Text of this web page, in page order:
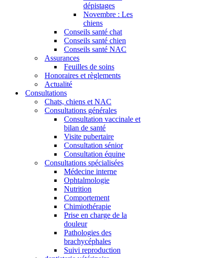
dépistages
Novembre : Les
chiens
Conseils santé chat
Conseils santé chien
Conseils santé NAC
Assurances
Feuilles de soins
Honoraires et règlements
Actualité
Consultations
Chats, chiens et NAC
Consultations générales
Consultation vaccinale et
bilan de santé
Visite pubertaire
Consultation sénior
Consultation équine
Consultations spécialisées
Médecine interne
Ophtalmologie
Nutrition
Comportement
Chimiothérapie
Prise en charge de la
douleur
Pathologies des
brachycéphales
Suivi reproduction